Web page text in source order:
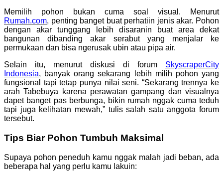
Memilih pohon bukan cuma soal visual. Menurut
Rumah.com, penting banget buat perhatiin jenis akar. Pohon
dengan akar tunggang lebih disaranin buat area dekat
bangunan dibanding akar serabut yang menjalar ke
permukaan dan bisa ngerusak ubin atau pipa air.
Selain itu, menurut diskusi di forum SkyscraperCity
Indonesia, banyak orang sekarang lebih milih pohon yang
fungsional tapi tetap punya nilai seni. “Sekarang trennya ke
arah Tabebuya karena perawatan gampang dan visualnya
dapet banget pas berbunga, bikin rumah nggak cuma teduh
tapi juga kelihatan mewah,” tulis salah satu anggota forum
tersebut.
Tips Biar Pohon Tumbuh Maksimal
Supaya pohon peneduh kamu nggak malah jadi beban, ada
beberapa hal yang perlu kamu lakuin: